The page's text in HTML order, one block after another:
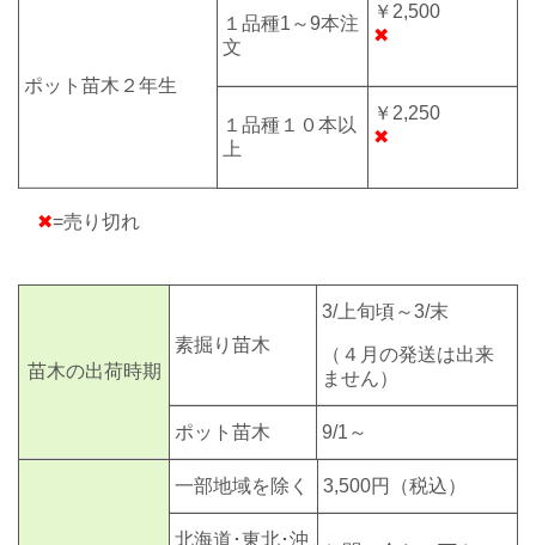
ポット苗木２年生
１品種1～9本注
文
￥2,500
✖
１品種１０本以
上
￥2,250
✖
✖=売り切れ
苗木の出荷時期
素掘り苗木
3/上旬頃～3/末
（４月の発送は出来
ません）
ポット苗木 9/1～
一部地域を除く 3,500円 （税込）
北海道･東北･沖